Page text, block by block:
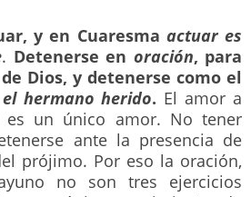
y en Cuaresma actuar es
. Detenerse en oración, para
Dios, y detenerse como el
hermano herido. El amor a
un único amor. No tener
ante la presencia de
prójimo. Por eso la oración,
no son tres ejercicios